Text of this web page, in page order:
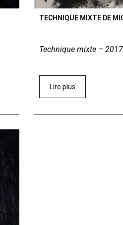
TECHNIQUE MIXTE DE
Technique mixte – 2017
Lire plus